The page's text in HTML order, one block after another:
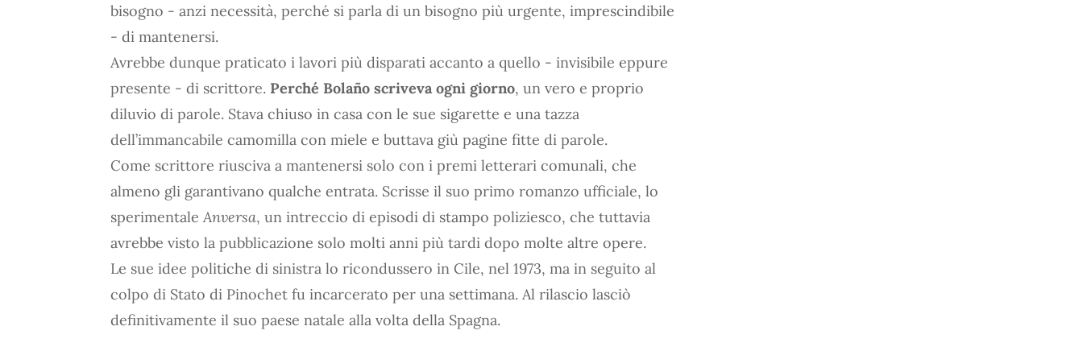
bisogno - anzi necessità, perché si parla di un bisogno più urgente, imprescindibile
- di mantenersi.
Avrebbe dunque praticato i lavori più disparati accanto a quello - invisibile eppure
presente - di scrittore. Perché Bolaño scriveva ogni giorno, un vero e proprio
diluvio di parole. Stava chiuso in casa con le sue sigarette e una tazza
dell’immancabile camomilla con miele e buttava giù pagine fitte di parole.
Come scrittore riusciva a mantenersi solo con i premi letterari comunali, che
almeno gli garantivano qualche entrata. Scrisse il suo primo romanzo ufficiale, lo
sperimentale Anversa, un intreccio di episodi di stampo poliziesco, che tuttavia
avrebbe visto la pubblicazione solo molti anni più tardi dopo molte altre opere.
Le sue idee politiche di sinistra lo ricondussero in Cile, nel 1973, ma in seguito al
colpo di Stato di Pinochet fu incarcerato per una settimana. Al rilascio lasciò
definitivamente il suo paese natale alla volta della Spagna.